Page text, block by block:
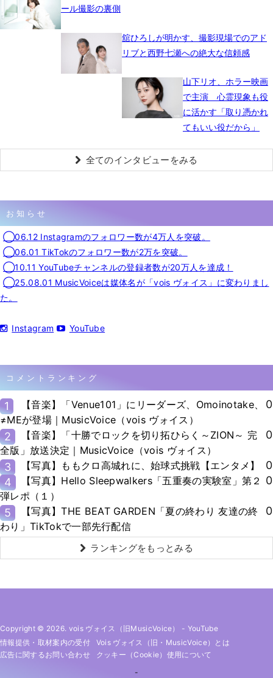
ール撮影の裏側
舘ひろしが明かす、撮影現場でのアド
リブと西野七瀬への絶大な信頼感
山下リオ、ホラー映画
で主演 心霊現象も役
に活かす「取り憑かれ
てもいい役だから」
全てのインタビューをみる
お知らせ
◯06.12 Instagramのフォロワー数が4万人を突破。
◯06.01 TikTokのフォロワー数が2万を突破。
◯10.11 YouTubeチャンネルの登録者数が20万人を達成！
◯25.08.01 MusicVoiceは媒体名が「vois ヴォイス」に変わりまし
た。
Instagram YouTube
コメントランキング
1
【音楽】「Venue101」にリーダーズ、Omoinotake、
≠MEが登場｜MusicVoice（vois ヴォイス）
0
2
【音楽】「十勝でロックを切り拓ひらく～ZION～ 完
全版」放送決定｜MusicVoice（vois ヴォイス）
0
3 【写真】ももクロ高城れに、始球式挑戦【エンタメ】
0
4
【写真】Hello Sleepwalkers「五重奏の実験室」第２
弾レポ（１）
0
5
【写真】THE BEAT GARDEN「夏の終わり 友達の終
わり」TikTokで一部先行配信
0
ランキングをもっとみる
Copyright © 2026. vois ヴォイス（旧MusicVoice） - YouTube
情報提供・取材案内の受付
Vois ヴォイス（旧・MusicVoice）とは
広告に関するお問い合わせ
クッキー（cookie）使用について
-